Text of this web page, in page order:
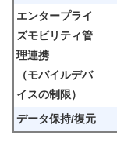
エンタープライ
ズモビリティ管
理連携
（モバイルデバ
イスの制限）
データ保持/復元